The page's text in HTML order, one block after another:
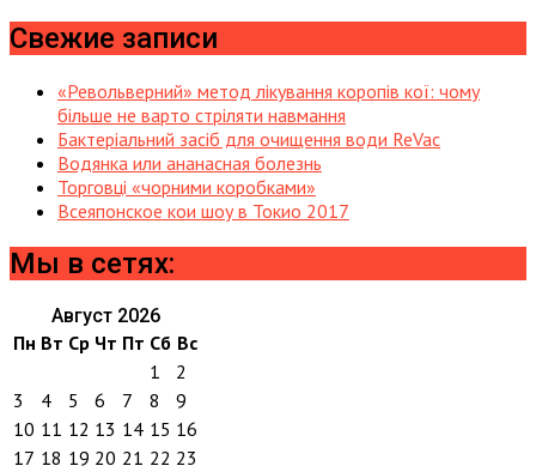
Свежие записи
«Револьверний» метод лікування коропів кої: чому
більше не варто стріляти навмання
Бактеріальний засіб для очищення води ReVac
Водянка или ананасная болезнь
Торговці «чорними коробками»
Всеяпонское кои шоу в Токио 2017
Мы в сетях:
Август 2026
Пн Вт Ср Чт Пт Сб Вс
1
2
3
4 5 6 7 8
9
10 11 12 13 14 15 16
17 18 19 20 21 22 23